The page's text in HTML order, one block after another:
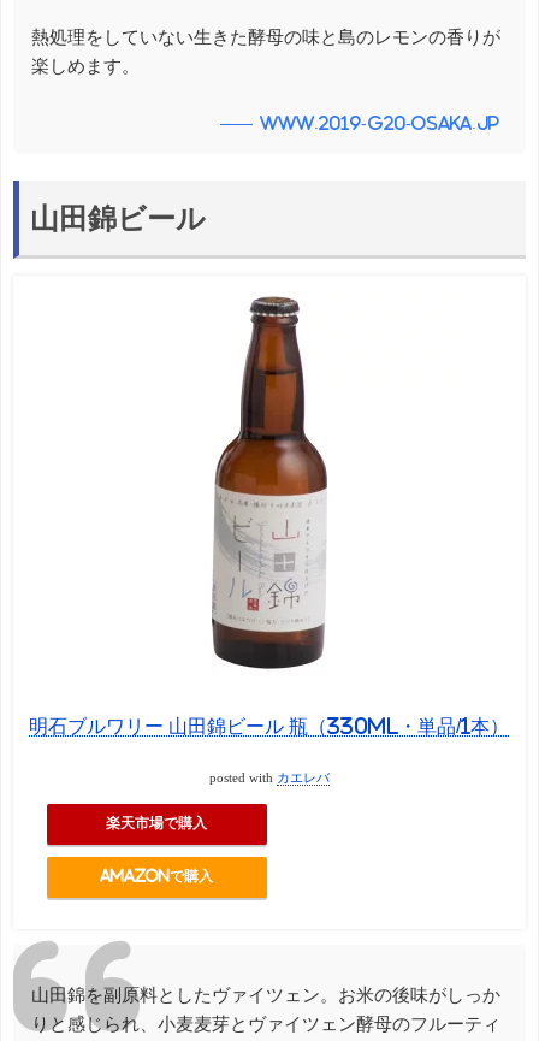
熱処理をしていない⽣きた酵⺟の味と島のレモンの香りが
楽しめます。
www.2019-g20-osaka.jp
山田錦ビール
明石ブルワリー 山田錦ビール 瓶（330ml・単品/1本）
posted with カエレバ
楽天市場で購入
Amazonで購入
山田錦を副原料としたヴァイツェン。お米の後味がしっか
りと感じられ、⼩⻨⻨芽とヴァイツェン酵⺟のフルーティ